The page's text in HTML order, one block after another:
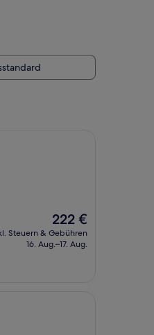
Der
Preis
beträgt
222 €
Steuern & Gebühren
16. Aug.–17. Aug.